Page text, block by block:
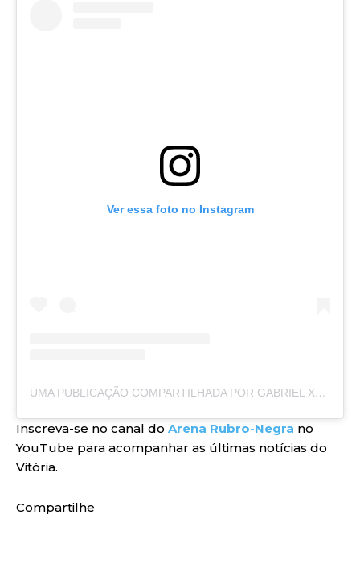
Ver essa foto no Instagram
UMA PUBLICAÇÃO COMPARTILHADA POR GABRIEL XAVIER (@GABRIELXAVIER)
Inscreva-se no canal do Arena Rubro-Negra no
YouTube para acompanhar as últimas notícias do
Vitória.
Compartilhe